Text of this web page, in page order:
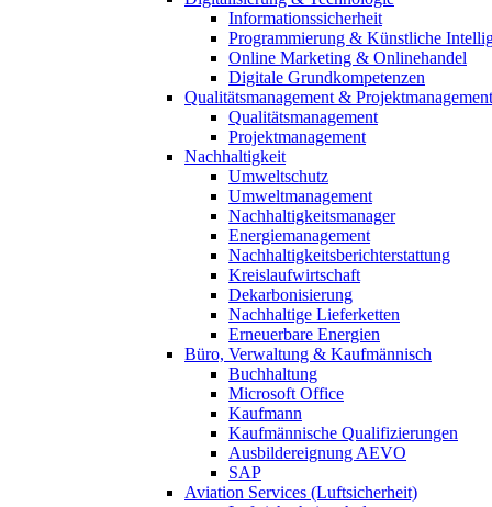
Informationssicherheit
Programmierung & Künstliche
Online Marketing & Onlinehandel
Digitale Grundkompetenzen
Qualitätsmanagement & Projektmanagement
Qualitätsmanagement
Projektmanagement
Nachhaltigkeit
Umweltschutz
Umweltmanagement
Nachhaltigkeitsmanager
Energiemanagement
Nachhaltigkeitsberichterstattung
Kreislaufwirtschaft
Dekarbonisierung
Nachhaltige Lieferketten
Erneuerbare Energien
Büro, Verwaltung & Kaufmännisch
Buchhaltung
Microsoft Office
Kaufmann
Kaufmännische Qualifizierungen
Ausbildereignung AEVO
SAP
Aviation Services (Luftsicherheit)